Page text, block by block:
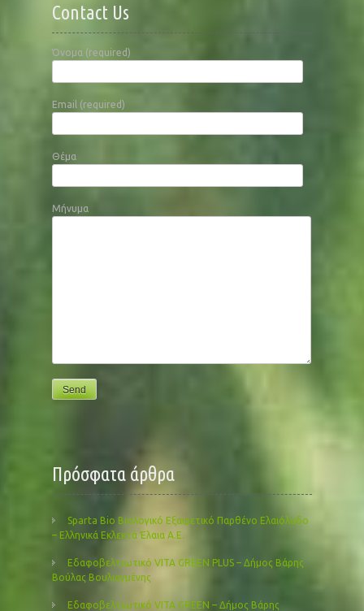
Contact Us
Όνομα (required)
Email (required)
Θέμα
Μήνυμα
Πρόσφατα άρθρα
Sparta Bio Βιολογικό Εξαιρετικό Παρθένο Ελαιόλαδο
– Ελληνικά Εκλεκτά Έλαια Α.Ε.
Εδαφοβελτιωτικό VITA GREEN PLUS – Δήμος Βάρης
Βούλας Βουλιαγμένης
Εδαφοβελτιωτικό VITA GREEN – Δήμος Βάρης